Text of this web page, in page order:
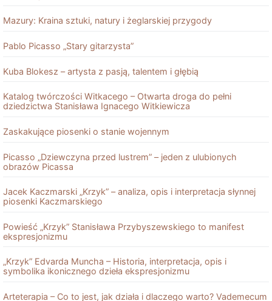
Mazury: Kraina sztuki, natury i żeglarskiej przygody
Pablo Picasso „Stary gitarzysta”
Kuba Blokesz – artysta z pasją, talentem i głębią
Katalog twórczości Witkacego – Otwarta droga do pełni
dziedzictwa Stanisława Ignacego Witkiewicza
Zaskakujące piosenki o stanie wojennym
Picasso „Dziewczyna przed lustrem” – jeden z ulubionych
obrazów Picassa
Jacek Kaczmarski „Krzyk” – analiza, opis i interpretacja słynnej
piosenki Kaczmarskiego
Powieść „Krzyk” Stanisława Przybyszewskiego to manifest
ekspresjonizmu
„Krzyk” Edvarda Muncha – Historia, interpretacja, opis i
symbolika ikonicznego dzieła ekspresjonizmu
Arteterapia – Co to jest, jak działa i dlaczego warto? Vademecum